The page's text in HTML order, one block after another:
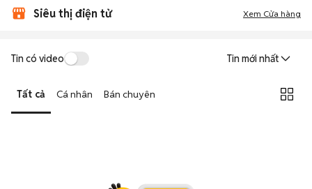
Siêu thị điện tử Xem Cửa hàng
Tin có video Tin mới nhất
Tất cả Cá nhân Bán chuyên